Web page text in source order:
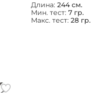
Длина: 244 см.
Мин. тест: 7 гр.
Макс. тест: 28 гр.